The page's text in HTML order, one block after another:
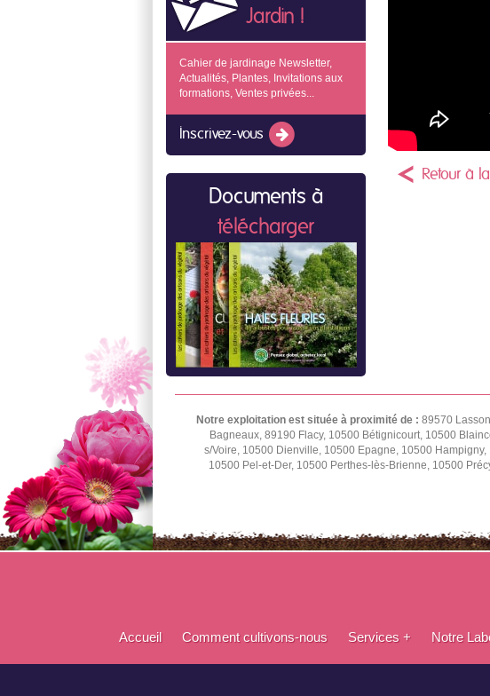
Jardin !
Cahier de jardinage Newsletter,
Actualités, Plantes, Invitations aux
formations, Ventes privées...
Inscrivez-vous
Documents à
télécharger
Retour à
Notre exploitation est située à proximité de : 89570
Bagneaux, 89190 Flacy, 10500 Bétignicourt, 10500
s/Voire, 10500 Dienville, 10500 Epagne, 10500
10500 Pel-et-Der, 10500 Perthes-lès-Brienne, 10500
Accueil Comment cultivons-nous Services + Notre